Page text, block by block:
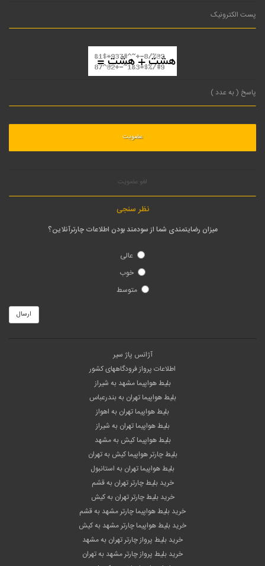
لغو عضویت
نظر سنجی
میزان رضایتمندی شما از سودمند بودن اطلاعات چارترآنلاین؟
عالی
خوب
متوسط
ارسال
آژانس پاژ سیر
اطلاعات پرواز فرودگاههای کشور
بلیط هواپیما مشهد به شیراز
بلیط هواپیما تهران به بندرعباس
بلیط هواپیما تهران به اهواز
بلیط هواپیما تهران به شیراز
بلیط هواپیما کیش به مشهد
بلیط چارتر هواپیما کیش به تهران
بلیط هواپیما تهران به استانبول
خرید بلیط چارتر تهران به قشم
خرید بلیط چارتر تهران به کیش
خرید بلیط هواپیما چارتر مشهد به قشم
خرید بلیط هواپیما چارتر مشهد به کیش
خرید بلیط پرواز چارتر تهران به مشهد
خرید بلیط پرواز چارتر مشهد به تهران